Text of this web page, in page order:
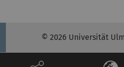
© 2026 Universität